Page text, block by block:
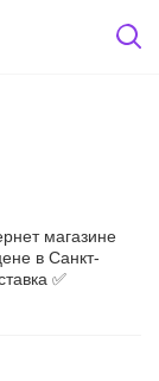
магазине
в Санкт-
✅